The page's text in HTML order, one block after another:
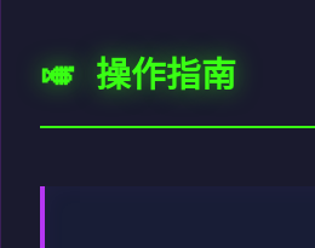
🎺 操作指南